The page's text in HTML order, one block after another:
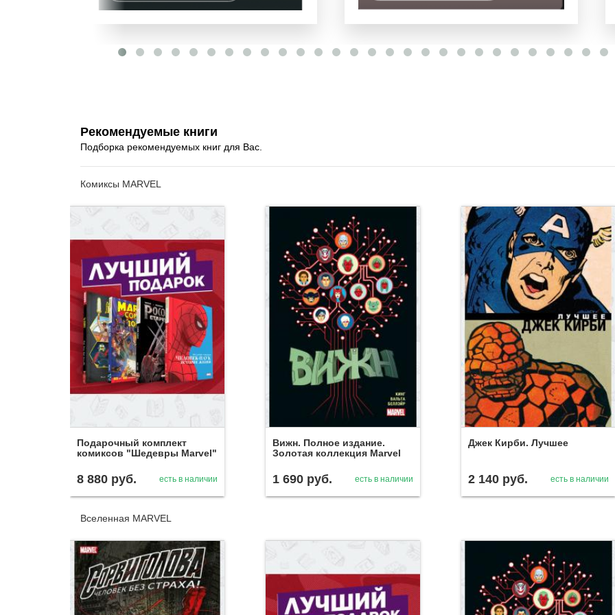
Рекомендуемые книги
Подборка рекомендуемых книг для Вас.
Комиксы MARVEL
Подарочный комплект
комиксов "Шедевры Marvel"
8 880 руб. есть в наличии
Вижн. Полное издание.
Золотая коллекция Marvel
1 690 руб. есть в наличии
Джек Кирби. Лучшее
2 140 руб. есть в наличии
Вселенная MARVEL